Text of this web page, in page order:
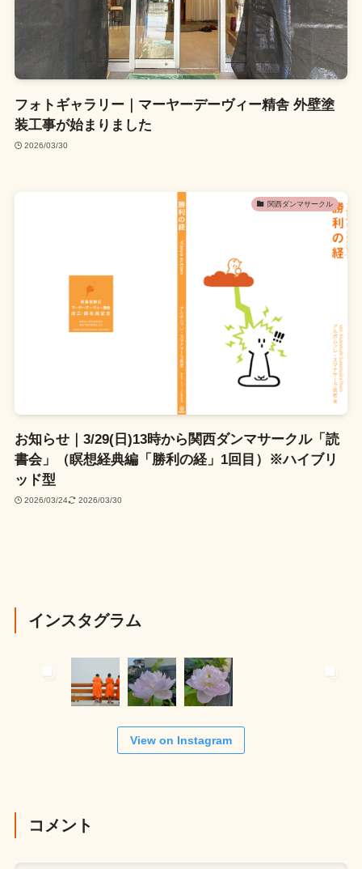
フォトギャラリー｜マーヤーデーヴィー精舎 外壁塗
装工事が始まりました
2026/03/30
関西ダンマサークル
お知らせ｜3/29(日)13時から関西ダンマサークル「読
書会」（瞑想経典編「勝利の経」1回目）※ハイブリ
ッド型
2026/03/24 2026/03/30
インスタグラム
View on Instagram
コメント